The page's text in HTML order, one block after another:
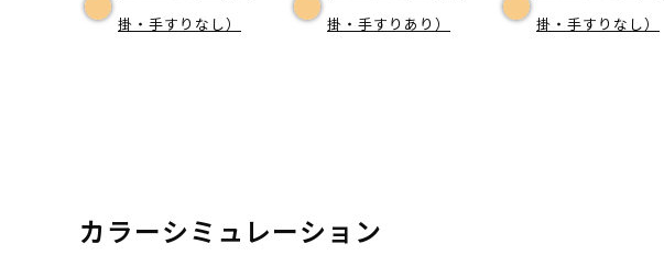
掛・手すりなし）
掛・手すりあり）
掛・手すりなし）
カラーシミュレーション